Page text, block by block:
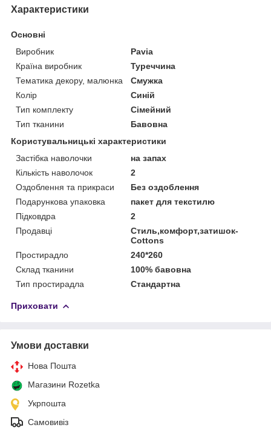
Характеристики
Основні
Виробник
Pavia
Країна виробник
Туреччина
Тематика декору, малюнка
Смужка
Колір
Синій
Тип комплекту
Сімейний
Тип тканини
Бавовна
Користувальницькі характеристики
Застібка наволочки
на запах
Кількість наволочок
2
Оздоблення та прикраси
Без оздоблення
Подарункова упаковка
пакет для текстилю
Підковдра
2
Продавці
Стиль,комфорт,затишок-
Cottons
Простирадло
240*260
Склад тканини
100% бавовна
Тип простирадла
Стандартна
Приховати
Умови доставки
Нова Пошта
Магазини Rozetka
Укрпошта
Самовивіз